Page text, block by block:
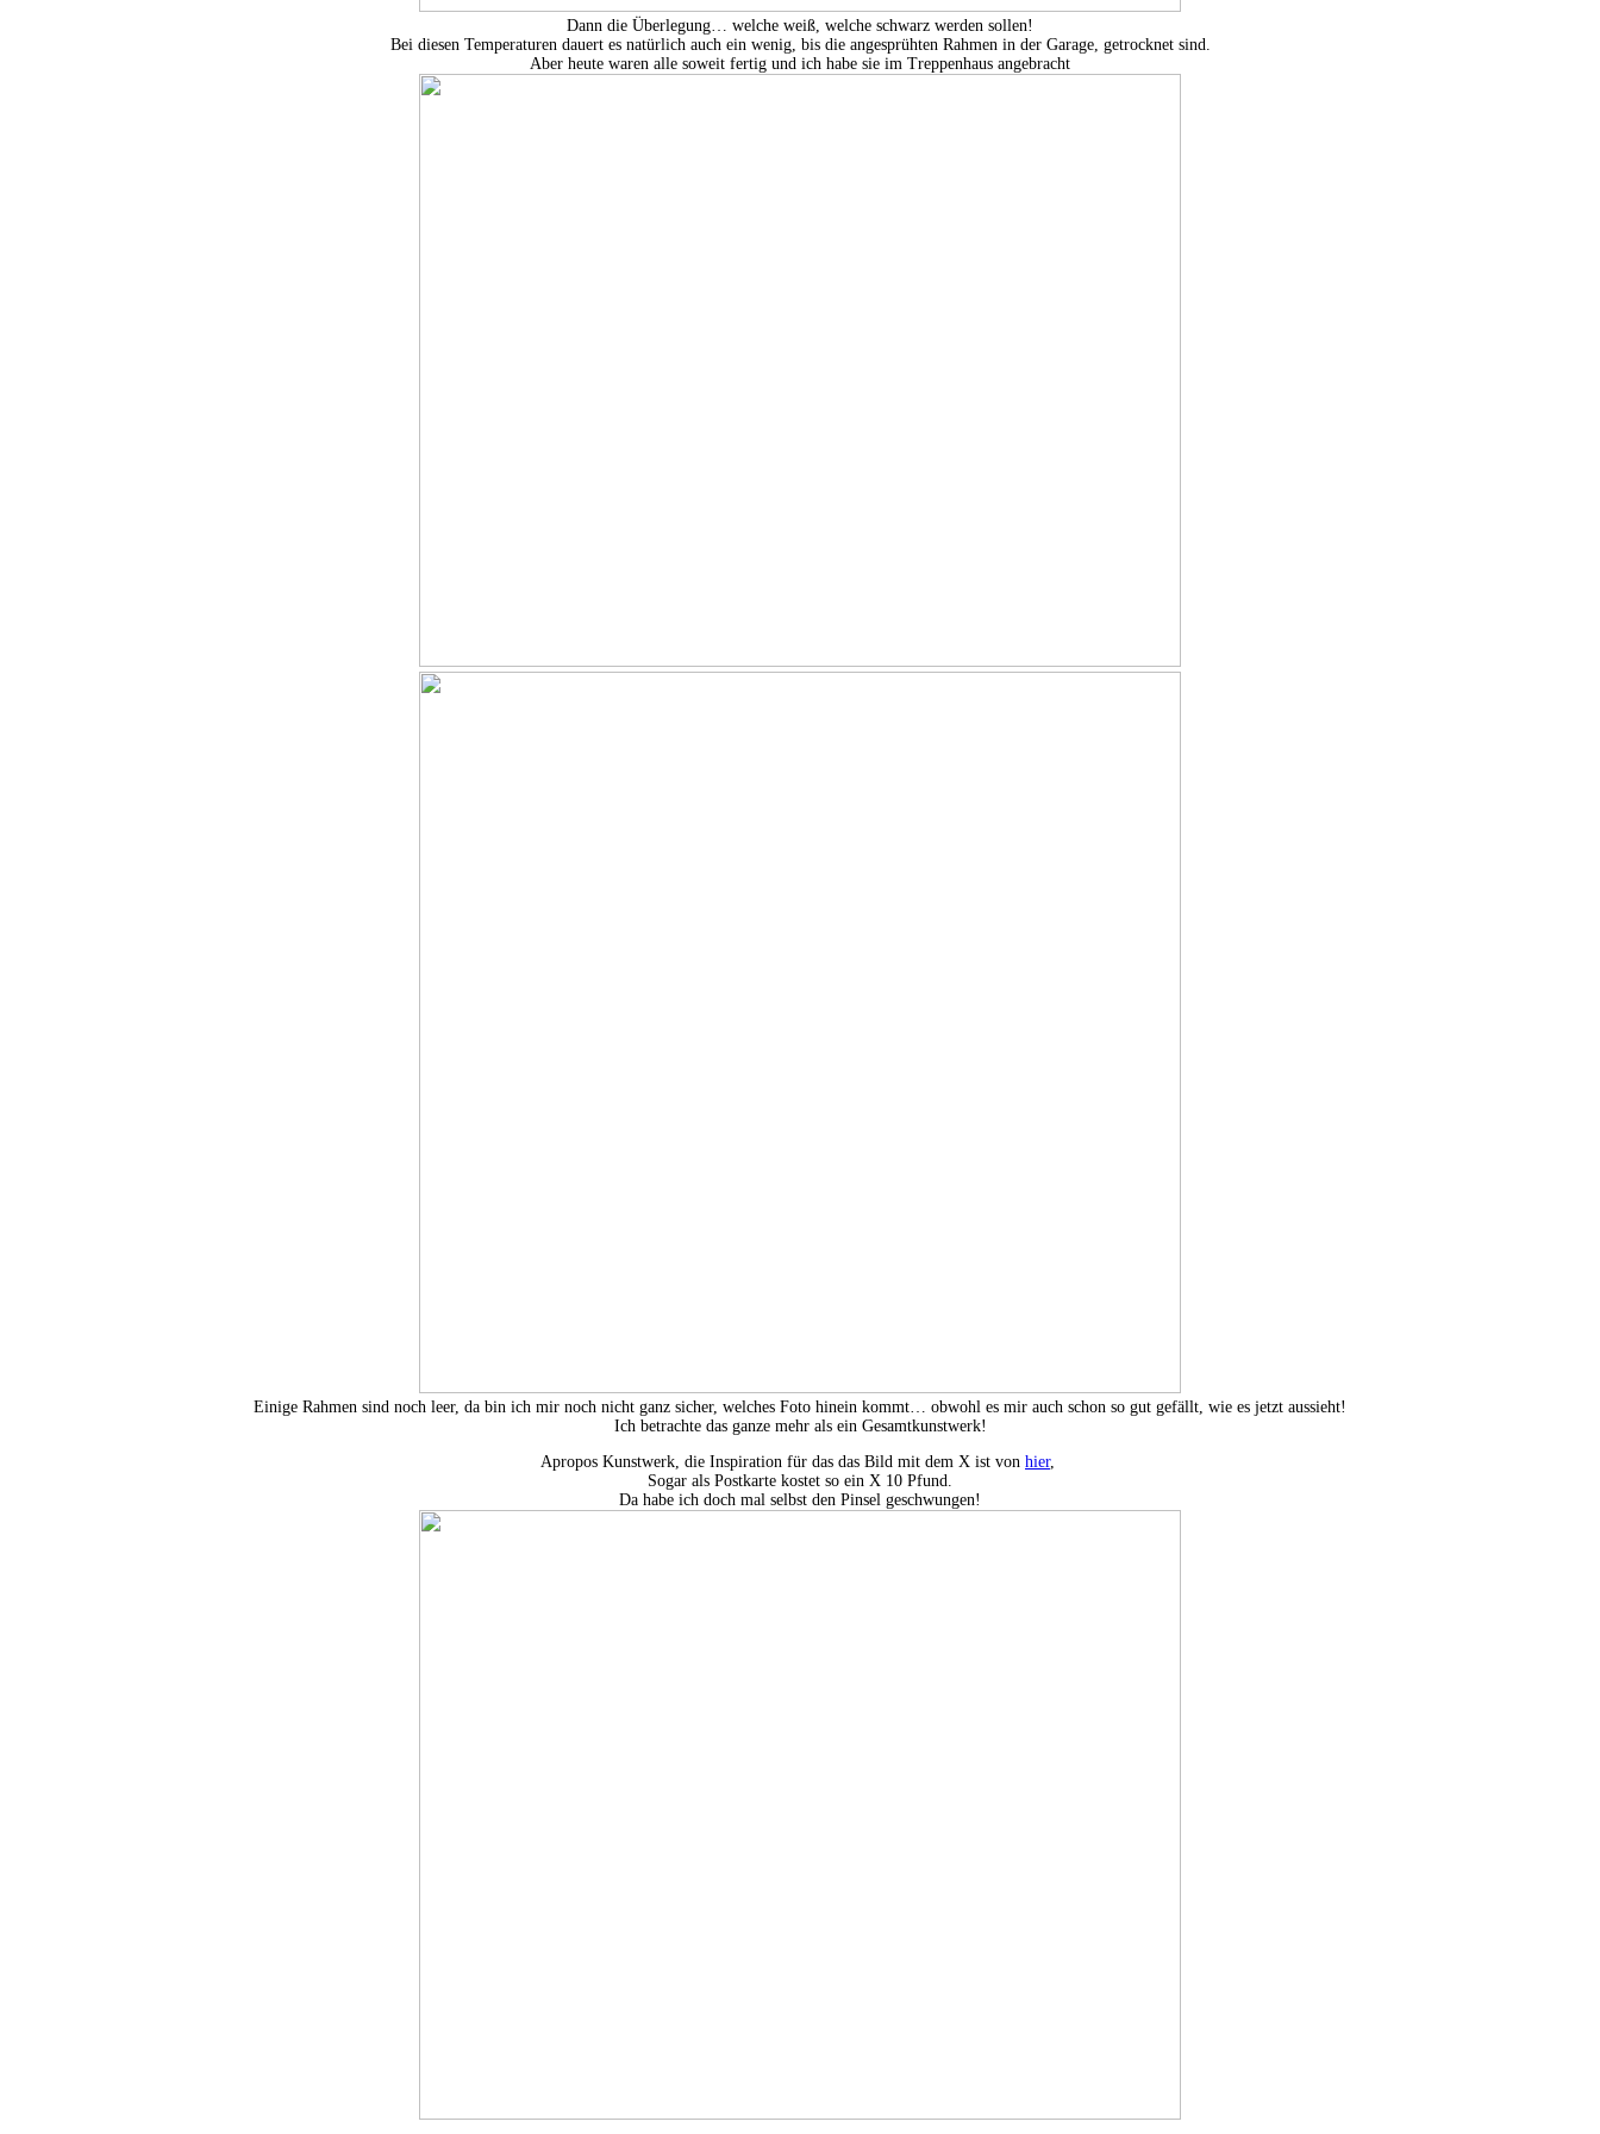
Dann die Überlegung… welche weiß, welche schwarz werden sollen!
Bei diesen Temperaturen dauert es natürlich auch ein wenig, bis die angesprühten Rahmen in der Garage, getrocknet sind.
Aber heute waren alle soweit fertig und ich habe sie im Treppenhaus angebracht
Einige Rahmen sind noch leer, da bin ich mir noch nicht ganz sicher, welches Foto hinein kommt… obwohl es mir auch schon so gut gefällt, wie es jetzt aussieht!
Ich betrachte das ganze mehr als ein Gesamtkunstwerk!
Apropos Kunstwerk, die Inspiration für das das Bild mit dem X ist von hier,
Sogar als Postkarte kostet so ein X 10 Pfund.
Da habe ich doch mal selbst den Pinsel geschwungen!